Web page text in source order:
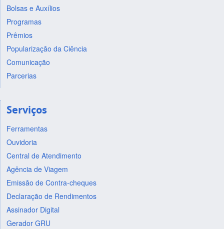
Bolsas e Auxílios
Programas
Prêmios
Popularização da Ciência
Comunicação
Parcerias
Serviços
Ferramentas
Ouvidoria
Central de Atendimento
Agência de Viagem
Emissão de Contra-cheques
Declaração de Rendimentos
Assinador Digital
Gerador GRU